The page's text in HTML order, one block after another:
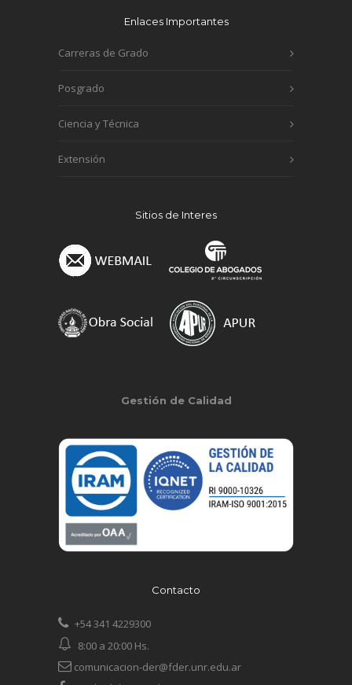
Enlaces Importantes
Carreras de Grado
Posgrado
Ciencia y Técnica
Extensión
Sitios de Interes
Gestión de Calidad
Contacto
+54 341 4229300
8:00 a 20:00 Hs.
comunicacion-der@fder.unr.edu.ar